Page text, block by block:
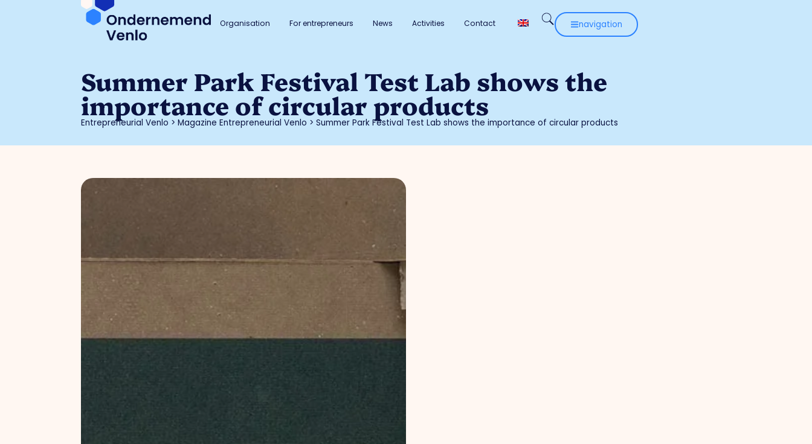
Organisation For entrepreneurs News Activities Contact navigation
Summer Park Festival Test Lab shows the
importance of circular products
Entrepreneurial Venlo >Magazine Entrepreneurial Venlo >Summer Park Festival Test Lab shows the importance of circular products